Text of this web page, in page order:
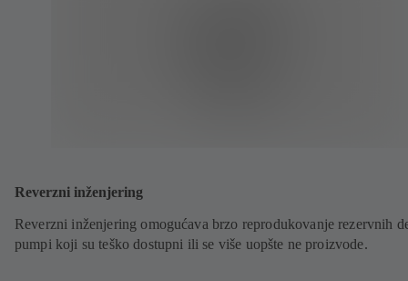
Reverzni inženjering
Reverzni inženjering omogućava brzo reprodukovanje rezervnih
pumpi koji su teško dostupni ili se više uopšte ne proizvode.